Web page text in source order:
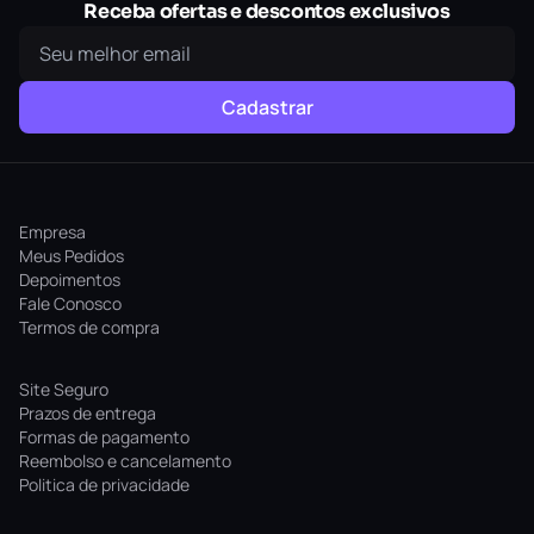
Receba ofertas e descontos exclusivos
Cadastrar
Empresa
Meus Pedidos
Depoimentos
Fale Conosco
Termos de compra
Site Seguro
Prazos de entrega
Formas de pagamento
Reembolso e cancelamento
Politica de privacidade